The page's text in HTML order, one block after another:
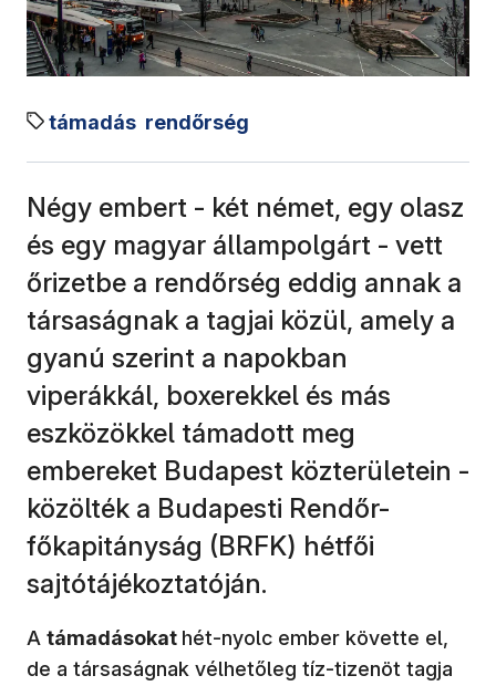
támadás rendőrség
Négy embert - két német, egy olasz
és egy magyar állampolgárt - vett
őrizetbe a rendőrség eddig annak a
társaságnak a tagjai közül, amely a
gyanú szerint a napokban
viperákkál, boxerekkel és más
eszközökkel támadott meg
embereket Budapest közterületein -
közölték a Budapesti Rendőr-
főkapitányság (BRFK) hétfői
sajtótájékoztatóján.
A támadásokat hét-nyolc ember követte el,
de a társaságnak vélhetőleg tíz-tizenöt tagja